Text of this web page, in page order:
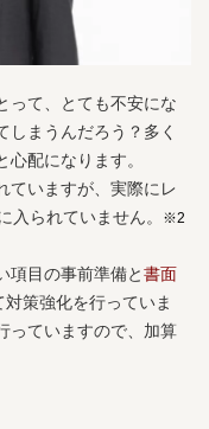
って、とても不安にな
しまうんだろう？多く
配になります。
ていますが、実際にレ
入られていません。
※2
項目の事前準備と書面
対策強化を行っていま
っていますので、加算